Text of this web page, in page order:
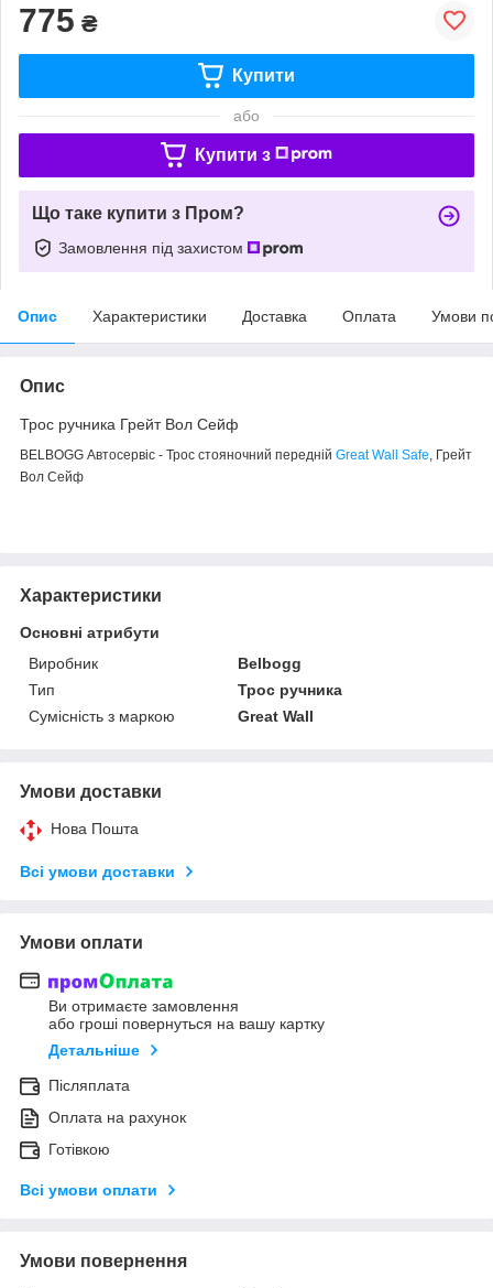
775 ₴
Купити
або
Купити з
Що таке купити з Пром?
Замовлення під захистом
Опис Характеристики Доставка Оплата Умови
Опис
Трос ручника Грейт Вол Сейф
BELBOGG Автосервіс - Трос стояночний передній Great Wall Safe , Грейт
Вол Сейф
Характеристики
Основні атрибути
Виробник
Belbogg
Тип
Трос ручника
Сумісність з маркою
Great Wall
Умови доставки
Нова Пошта
Всі умови доставки
Умови оплати
Ви отримаєте замовлення
або гроші повернуться на вашу картку
Детальніше
Післяплата
Оплата на рахунок
Готівкою
Всі умови оплати
Умови повернення